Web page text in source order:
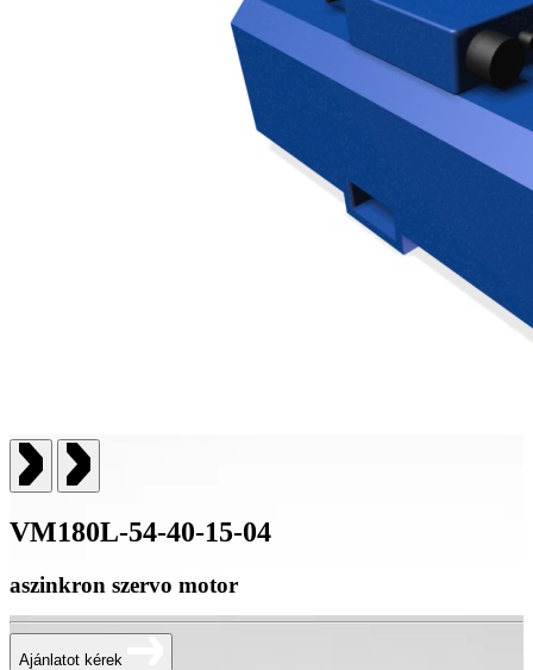
VM180L-54-40-15-04
aszinkron szervo motor
Ajánlatot kérek